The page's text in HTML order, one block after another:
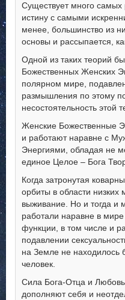
Существует много
истину с самыми
менее, большинство из
основы и рассыпается,
Одной из таких теорий
Божественных Женских
полярном мире,
размышления по этому
несостоятельность этой
Женские Божественные
и работают наравне с
Энергиями, обладая не
единое Целое – Бога
Когда затронутая
орбиты в области
выживание. Но и тогда и
работали наравне в
функции, в том числе и
подавлении
на Земле не находилось
человек.
Сила Бога-Отца и
дополняют себя и